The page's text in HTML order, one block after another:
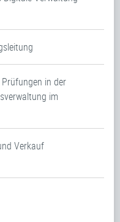
in der
im
Verkauf